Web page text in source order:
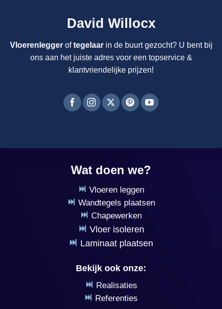
David Willocx
Vloerenleggeroftegelaarin de buurt gezocht? U bent bij
ons aan het juiste adres voor een topservice &
klantvriendelijke prijzen!
Wat doen we?
Vloeren leggen
Wandtegels plaatsen
Chapewerken
Vloer isoleren
Laminaat plaatsen
Bekijk ook onze:
Realisaties
Referenties